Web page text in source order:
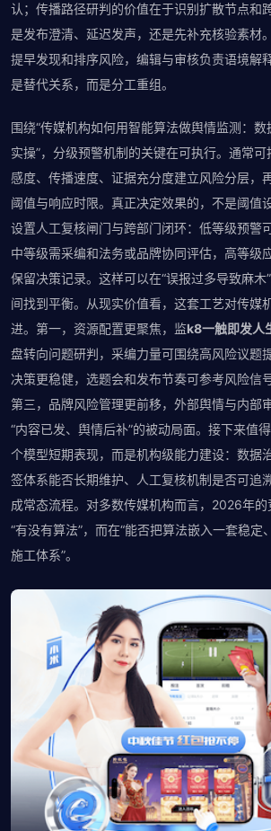
认；传播路径研判的价值在于识别扩散节点和
是发布澄清、延迟发声，还是先补充核验素材
提早发现和排序风险，编辑与审核负责语境解
是替代关系，而是分工重组。
围绕“传媒机构如何用智能算法做舆情监测：
实操”，分级预警机制的关键在可执行。通常
感度、传播速度、证据充分度建立风险分层，
阈值与响应时限。真正决定效果的，不是阈值
设置人工复核闸门与跨部门闭环：低等级预警
中等级需采编和法务或品牌协同评估，高等级
保留决策记录。这样可以在“误报过多导致麻木
间找到平衡。从现实价值看，这套工艺对传媒
进。第一，资源配置更聚焦，监k8一触即发人
盘转向问题研判，采编力量可围绕高风险议题
决策更稳健，选题会和发布节奏可参考风险信
第三，品牌风险管理更前移，外部舆情与内部
“内容已发、舆情后补”的被动局面。接下来值
个模型短期表现，而是机构级能力建设：数据
签体系能否长期维护、人工复核机制是否可追
成常态流程。对多数传媒机构而言，2026年
“有没有算法”，而在“能否把算法嵌入一套稳定
施工体系”。